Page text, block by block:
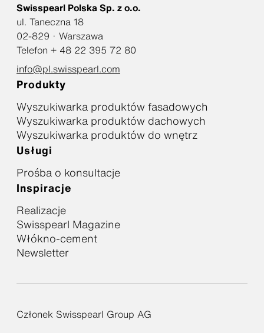
Swisspearl Polska Sp. z o.o.
ul. Taneczna 18
02-829 · Warszawa
Telefon + 48 22 395 72 80
info@pl.swisspearl.com
Produkty
Wyszukiwarka produktów fasadowych
Wyszukiwarka produktów dachowych
Wyszukiwarka produktów do wnętrz
Usługi
Prośba o konsultacje
Inspiracje
Realizacje
Swisspearl Magazine
Włókno-cement
Newsletter
Członek Swisspearl Group AG